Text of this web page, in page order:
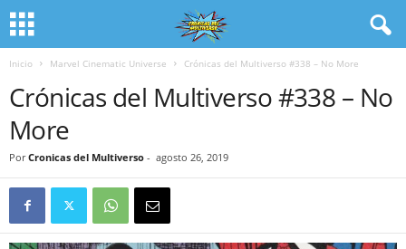
Inicio Marvel Cinematic Universe Crónicas del Multiverso #338 – No More
Crónicas del Multiverso #338 – No
More
Por Cronicas del Multiverso - agosto 26, 2019